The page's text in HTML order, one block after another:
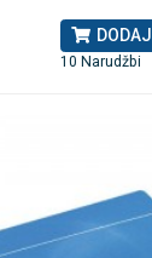
DODAJ
10 Narudžbi